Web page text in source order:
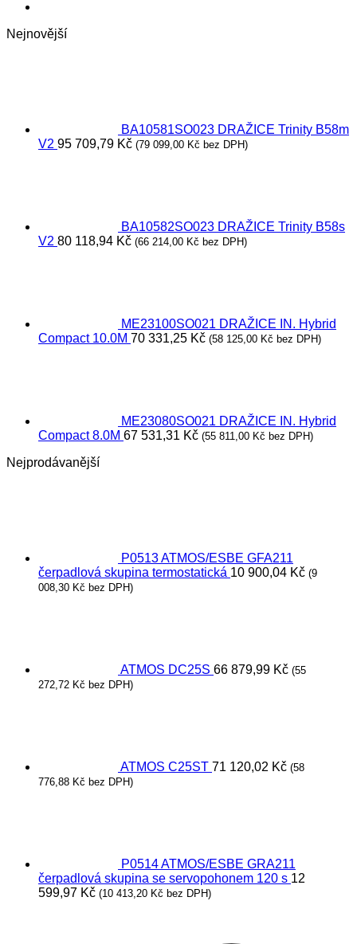
Nejnovější
BA10581SO023 DRAŽICE Trinity B58m
V2 95 709,79 Kč (79 099,00 Kč bez DPH)
BA10582SO023 DRAŽICE Trinity B58s
V2 80 118,94 Kč (66 214,00 Kč bez DPH)
ME23100SO021 DRAŽICE IN. Hybrid
Compact 10.0M 70 331,25 Kč (58 125,00 Kč bez DPH)
ME23080SO021 DRAŽICE IN. Hybrid
Compact 8.0M 67 531,31 Kč (55 811,00 Kč bez DPH)
Nejprodávanější
P0513 ATMOS/ESBE GFA211
čerpadlová skupina termostatická 10 900,04 Kč (9
008,30 Kč bez DPH)
ATMOS DC25S 66 879,99 Kč (55
272,72 Kč bez DPH)
ATMOS C25ST 71 120,02 Kč (58
776,88 Kč bez DPH)
P0514 ATMOS/ESBE GRA211
čerpadlová skupina se servopohonem 120 s 12
599,97 Kč (10 413,20 Kč bez DPH)